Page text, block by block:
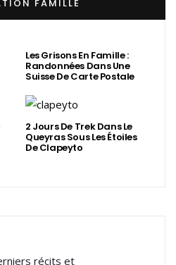
FAMILLE
Les Grisons En Famille :
Randonnées Dans Une
Suisse De Carte Postale
2 Jours De Trek Dans Le
Queyras Sous Les Étoiles
De Clapeyto
récits et